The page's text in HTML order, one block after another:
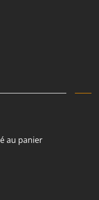
tracteur
au panier